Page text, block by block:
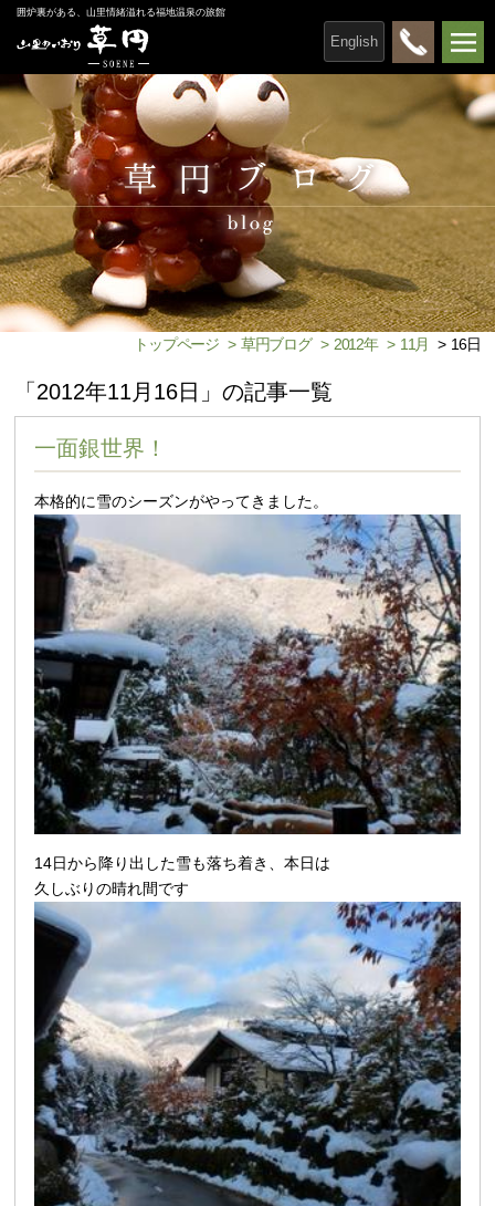
囲炉裏がある、山里情緒溢れる福地温泉の旅館
English
トップページ > 草円ブログ > 2012年 > 11月 > 16日
「2012年11月16日」の記事一覧
一面銀世界！
本格的に雪のシーズンがやってきました。
14日から降り出した雪も落ち着き、本日は
久しぶりの晴れ間です